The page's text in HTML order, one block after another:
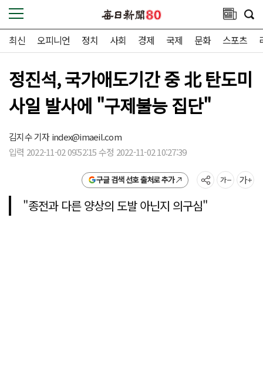
최신 오피니언 정치 사회 경제 국제 문화 스포츠
정진석, 국가애도기간 중 北 탄도미
사일 발사에 "구제불능 집단"
김지수 기자index@imaeil.com
입력 2022-11-02 09:52:15 수정 2022-11-02 10:27:39
구글 검색 선호 출처로 추가
"종전과 다른 양상의 도발 아닌지 의구심"